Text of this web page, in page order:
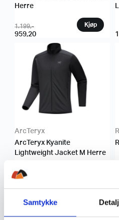
Samtykke
Herre
1.199,-
959,20
ArcTeryx
ArcTeryx Kyanite
Lightweight Jacket M Herre
1.599